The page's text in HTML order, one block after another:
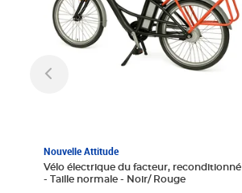
Nouvelle Attitude
Vélo électrique du facteur, reconditionné
- Taille normale - Noir/ Rouge